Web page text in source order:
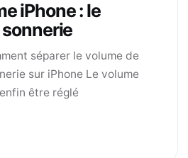
iPhone : le
séparer le volume de
sur iPhone Le volume
être réglé